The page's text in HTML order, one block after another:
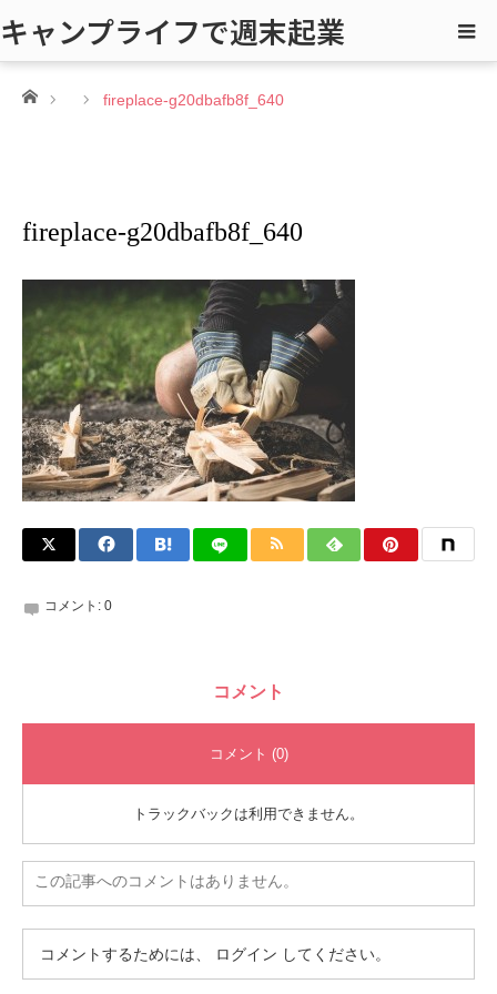
キャンプライフで週末起業
ホーム fireplace-g20dbafb8f_640
fireplace-g20dbafb8f_640
コメント: 0
コメント
コメント (0)
トラックバックは利用できません。
この記事へのコメントはありません。
コメントするためには、 ログイン してください。